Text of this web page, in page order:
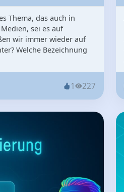
Thema, das auch in
sei es auf
wir immer wieder auf
Welche Bezeichnung
1 227